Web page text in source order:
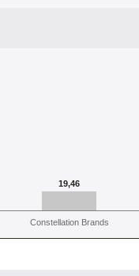
19,46
Constellation Brands